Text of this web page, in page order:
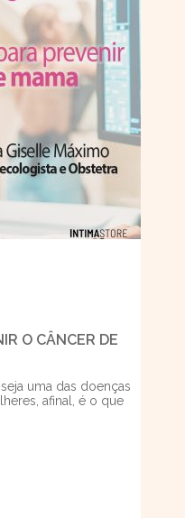
O CÂNCER DE
uma das doenças
afinal, é o que